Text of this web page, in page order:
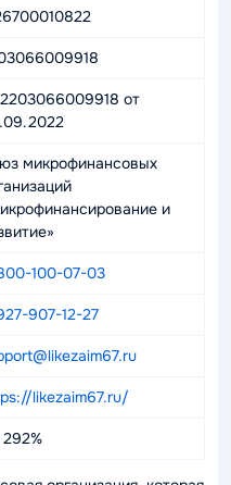
от
микрофинансовых
и
100-07-03
907-12-27
likezaim67.ru/